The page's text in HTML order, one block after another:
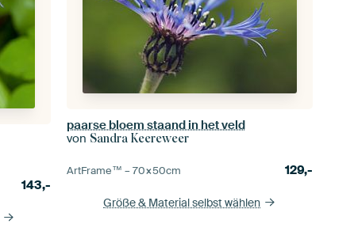
143,-
paarse bloem staand in het veld
von Sandra Keereweer
ArtFrame™ –70×50cm 129,-
Größe & Material selbst wählen